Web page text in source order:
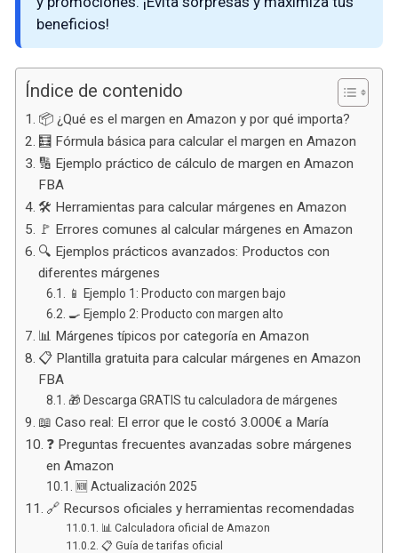
beneficios!
Índice de contenido
📦 ¿Qué es el margen en Amazon y por qué importa?
🧮 Fórmula básica para calcular el margen en Amazon
🔢 Ejemplo práctico de cálculo de margen en Amazon
FBA
🛠️ Herramientas para calcular márgenes en Amazon
🚩 Errores comunes al calcular márgenes en Amazon
🔍 Ejemplos prácticos avanzados: Productos con
diferentes márgenes
📱 Ejemplo 1: Producto con margen bajo
🍳 Ejemplo 2: Producto con margen alto
📊 Márgenes típicos por categoría en Amazon
📋 Plantilla gratuita para calcular márgenes en Amazon
FBA
🎁 Descarga GRATIS tu calculadora de márgenes
📖 Caso real: El error que le costó 3.000€ a María
❓ Preguntas frecuentes avanzadas sobre márgenes
en Amazon
🆕 Actualización 2025
🔗 Recursos oficiales y herramientas recomendadas
📊 Calculadora oficial de Amazon
📋 Guía de tarifas oficial